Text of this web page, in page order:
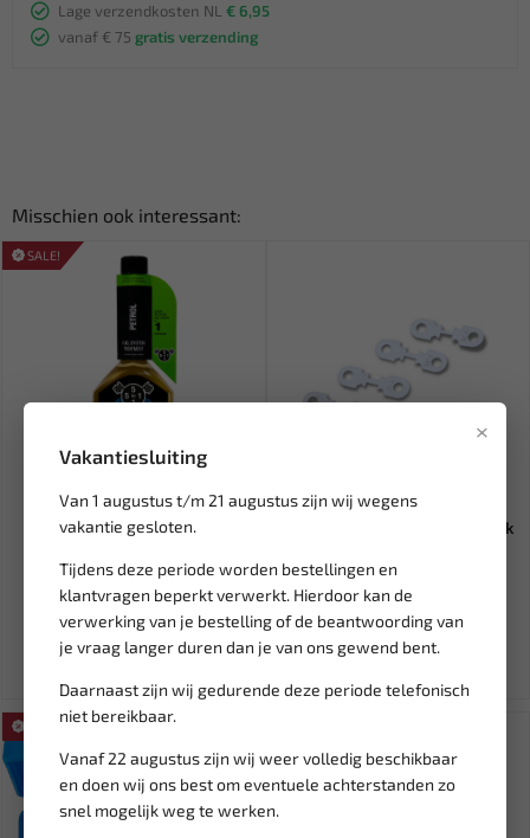
×
Vakantiesluiting
Van 1 augustus t/m 21 augustus zijn wij wegens
vakantie gesloten.
Tijdens deze periode worden bestellingen en
klantvragen beperkt verwerkt. Hierdoor kan de
verwerking van je bestelling of de beantwoording van
je vraag langer duren dan je van ons gewend bent.
Daarnaast zijn wij gedurende deze periode telefonisch
niet bereikbaar.
Vanaf 22 augustus zijn wij weer volledig beschikbaar
en doen wij ons best om eventuele achterstanden zo
snel mogelijk weg te werken.
Lage verzendkosten NL € 6,95
vanaf € 75 gratis verzending
Misschien ook interessant:
SALE!
5in1 Brandstofsysteem
B...
26,49
31,17
Ex. btw: € 21,90
LB Tools Zekering smeltstrook
4,95
Ex. btw: € 4,09